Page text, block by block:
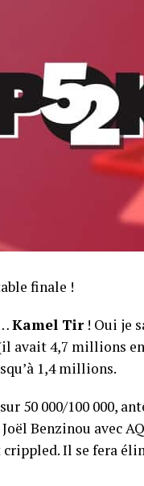
finale !
Kamel Tir! Oui je
avait 4,7 millions
1,4 millions.
50 000/100 000,
Benzinou avec
Il se fera